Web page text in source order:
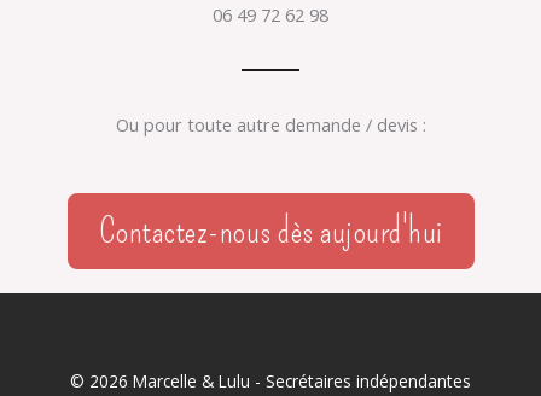
06 49 72 62 98
Ou pour toute autre demande / devis :
Contactez-nous dès aujourd'hui
© 2026 Marcelle & Lulu - Secrétaires indépendantes